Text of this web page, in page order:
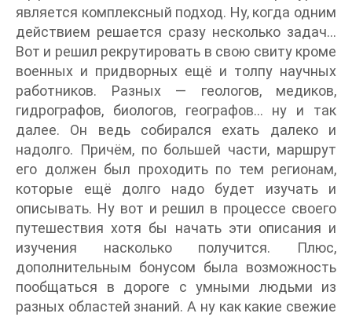
является комплексный подход. Ну, когда одним
действием решается сразу несколько задач…
Вот и решил рекрутировать в свою свиту кроме
военных и придворных ещё и толпу научных
работников. Разных — геологов, медиков,
гидрографов, биологов, географов… ну и так
далее. Он ведь собирался ехать далеко и
надолго. Причём, по большей части, маршрут
его должен был проходить по тем регионам,
которые ещё долго надо будет изучать и
описывать. Ну вот и решил в процессе своего
путешествия хотя бы начать эти описания и
изучения насколько получится. Плюс,
дополнительным бонусом была возможность
пообщаться в дороге с умными людьми из
разных областей знаний. А ну как какие свежие